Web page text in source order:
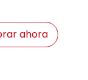
ahora